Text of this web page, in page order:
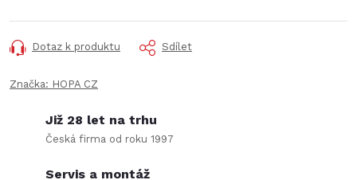
Dotaz k produktu Sdílet
Značka: HOPA CZ
Již 28 let na trhu
Česká firma od roku 1997
Servis a montáž